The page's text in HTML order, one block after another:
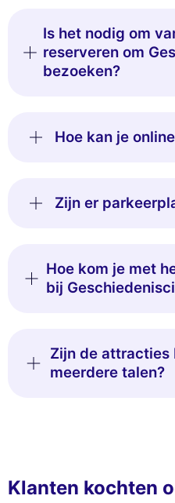
Is het nodig om
reserveren om
bezoeken?
Hoe kan je
Zijn er
Hoe kom je met
bij
Zijn de attracties
meerdere talen?
Klanten kochten